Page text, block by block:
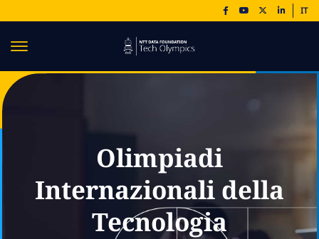
IT
Olimpiadi
Internazionali della
Tecnologia